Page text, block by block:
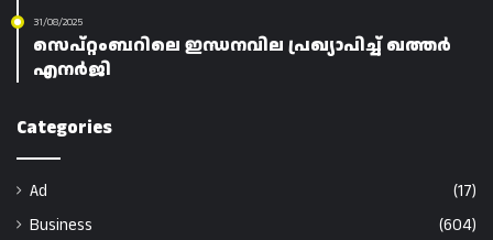
31/08/2025
സെപ്റ്റംബറിലെ ഇന്ധനവില പ്രഖ്യാപിച്ച് ഖത്തർ
എനർജി
Categories
Ad
(17)
Business
(604)